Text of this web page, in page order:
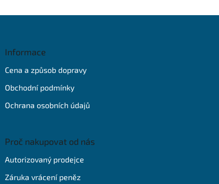
Informace
Cena a způsob dopravy
Obchodní podmínky
Ochrana osobních údajů
Proč nakupovat od nás
Autorizovaný prodejce
Záruka vrácení peněz